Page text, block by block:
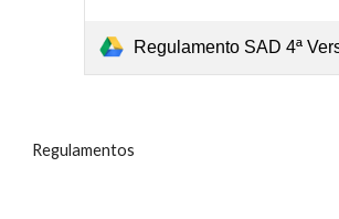
Regulamento SAD 4ª
Regulamentos